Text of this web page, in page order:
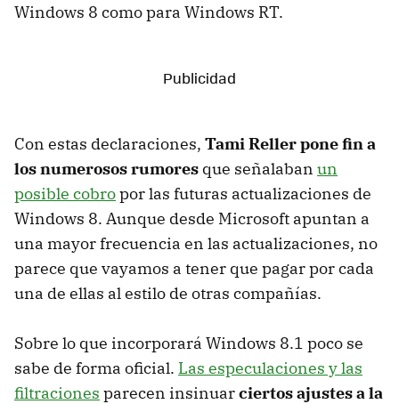
Windows 8 como para Windows RT.
Con estas declaraciones, Tami Reller pone fin a
los numerosos rumores que señalaban un
posible cobropor las futuras actualizaciones de
Windows 8. Aunque desde Microsoft apuntan a
una mayor frecuencia en las actualizaciones, no
parece que vayamos a tener que pagar por cada
una de ellas al estilo de otras compañías.
Sobre lo que incorporará Windows 8.1 poco se
sabe de forma oficial. Las especulaciones y las
filtraciones parecen insinuarciertos ajustes a la